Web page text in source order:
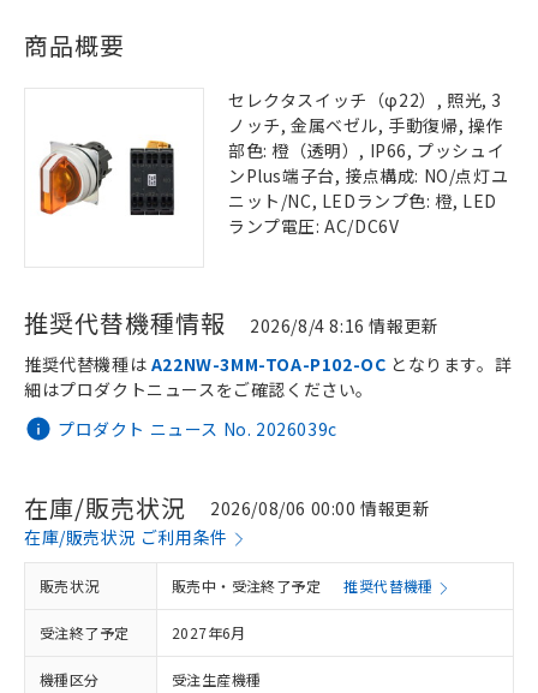
商品概要
セレクタスイッチ（φ22）, 照光, 3
ノッチ, 金属ベゼル, 手動復帰, 操作
部色: 橙（透明）, IP66, プッシュイ
ンPlus端子台, 接点構成: NO/点灯ユ
ニット/NC, LEDランプ色: 橙, LED
ランプ電圧: AC/DC6V
推奨代替機種情報 2026/8/4 8:16 情報更新
プロダクト ニュース No. 2026039c
推奨代替機種は A22NW-3MM-TOA-P102-OC となります。詳
細はプロダクトニュースをご確認ください。
在庫/販売状況
2026/08/06 00:00 情報更新
在庫/販売状況 ご利用条件
販売状況 販売中・受注終了予定 推奨代替機種
受注終了予定 2027年6月
機種区分 受注生産機種